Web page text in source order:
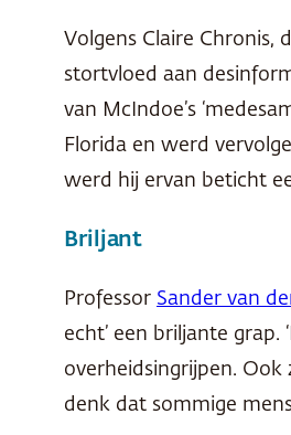
Volgens Claire Chronis,
stortvloed aan
van McIndoe’s
Florida en werd
werd hij ervan beticht
Briljant
Professor Sander van
echt’ een briljante
overheidsingrijpen.
denk dat sommige